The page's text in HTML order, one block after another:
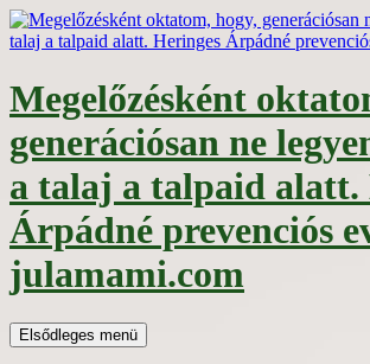
Kilépés
a
Megelőzésként
generációsan ne
a talaj a talpaid alatt.
Árpádné prevenciós
julamami.com
Keresés
Elsődleges menü